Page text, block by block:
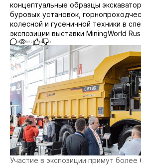
концептуальные образцы
буровых установок,
колесной и гусеничной техники в
экспозиции выставки MiningWorld
0 822 0 0
Участие в экспозиции примут более